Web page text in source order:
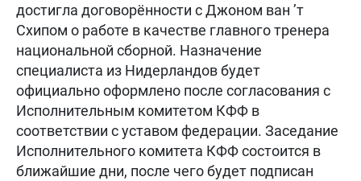
достигла договорённости с Джоном ван ’т
Схипом о работе в качестве главного тренера
национальной сборной. Назначение
специалиста из Нидерландов будет
официально оформлено после согласования с
Исполнительным комитетом КФФ в
соответствии с уставом федерации. Заседание
Исполнительного комитета КФФ состоится в
ближайшие дни, после чего будет подписан